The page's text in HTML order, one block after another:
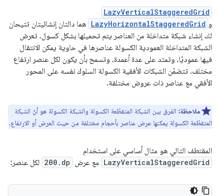
LazyVerticalStaggeredGrid
و LazyHorizontalStaggeredGrid هما دالتان إنشائيتان تتيحان
لك إنشاء شبكة متداخلة من العناصر يتم تحميلها بشكل كسول. تعرض
الشبكة المتداخلة العمودية الكسولة عناصرها في حاوية يمكن الانتقال
فيها عموديًا، وتمتد على عدة أعمدة، وتسمح بأن يكون لكل عنصر ارتفاع
مختلف. تتضمّن الشبكات الأفقية الكسولة السلوك نفسه على المحور
الأفقي مع عناصر ذات عروض مختلفة.
ملاحظة: الفرق بين الشبكة المتقطّعة الكسولة والشبكة الكسولة هو أنّ الشبكة
المتقطّعة الكسولة يمكنها عرض عناصر بأحجام مختلفة من حيث العرض أو الارتفاع.
المقتطف التالي هو مثال أساسي على استخدام
LazyVerticalStaggeredGrid مع عرض 200.dp لكل عنصر: